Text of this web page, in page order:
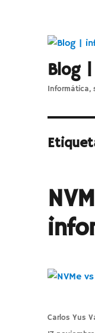
Blog
Informática,
Autor
Carlos Yus